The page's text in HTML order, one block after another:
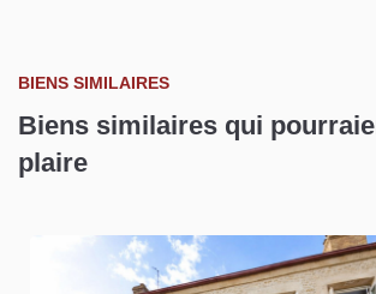
BIENS SIMILAIRES
Biens similaires qui
plaire